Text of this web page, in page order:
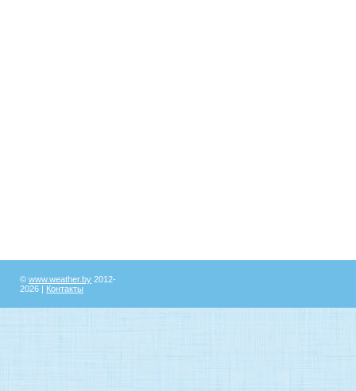
© www.weather.by 2012-
2026 | Контакты